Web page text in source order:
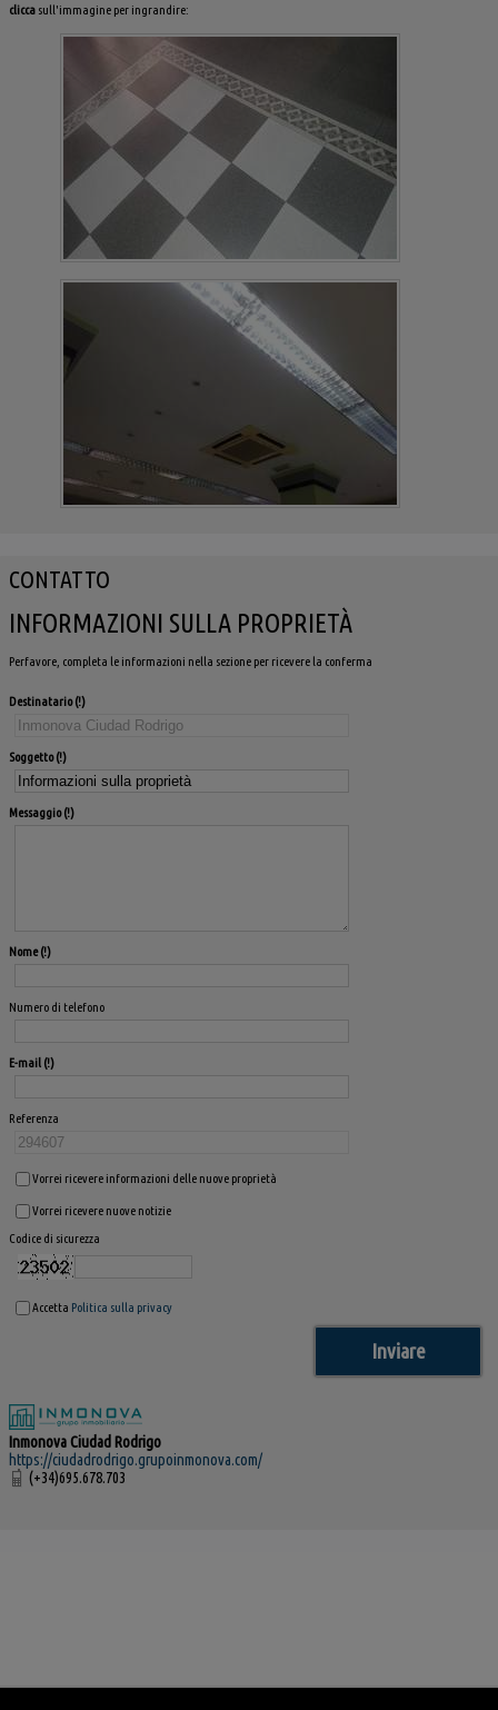
clicca sull'immagine per ingrandire:
CONTATTO
INFORMAZIONI SULLA PROPRIETÀ
Perfavore, completa le informazioni nella sezione per ricevere la conferma
Destinatario
Soggetto
Messaggio
Nome
Numero di telefono
E-mail
Referenza
Vorrei ricevere informazioni delle nuove proprietà
Vorrei ricevere nuove notizie
Codice di sicurezza
Accetta Politica sulla privacy
Inmonova Ciudad Rodrigo
https://ciudadrodrigo.grupoinmonova.com/
(+34)695.678.703